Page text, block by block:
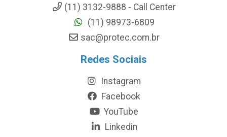
(11) 3132-9888 - Call Center
(11) 98973-6809
sac@protec.com.br
Redes Sociais
Instagram
Facebook
YouTube
Linkedin